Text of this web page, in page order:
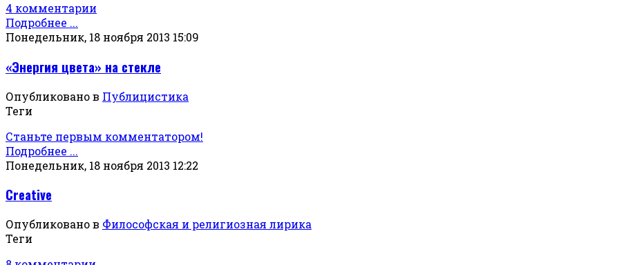
4 комментарии
Подробнее ...
Понедельник, 18 ноября 2013 15:09
«Энергия цвета» на стекле
Опубликовано в Публицистика
Теги
Станьте первым комментатором!
Подробнее ...
Понедельник, 18 ноября 2013 12:22
Creative
Опубликовано в Философская и религиозная лирика
Теги